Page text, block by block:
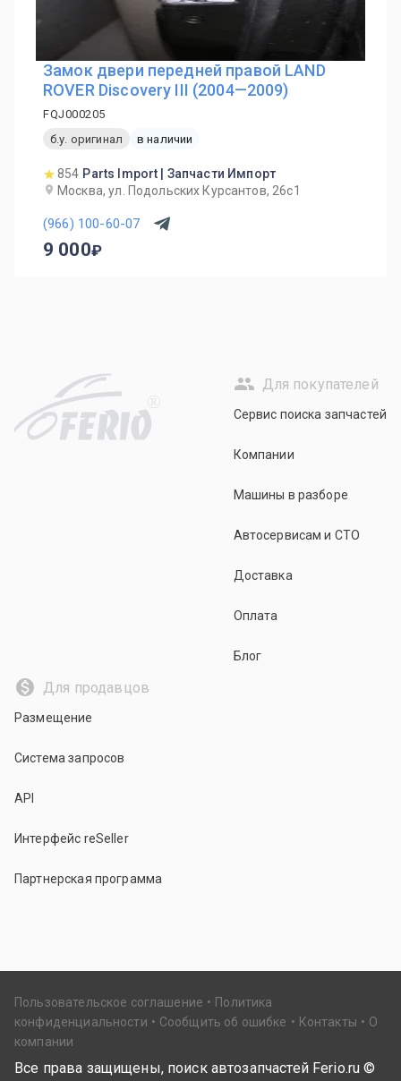
Замок двери передней правой LAND
ROVER Discovery III (2004—2009)
FQJ000205
б.у. оригинал
в наличии
854 Parts Import | Запчасти Импорт
Москва, ул. Подольских Курсантов, 26с1
(966) 100-60-07
9 000
R
Для покупателей
Сервис поиска запчастей
Компании
Машины в разборе
Автосервисам и СТО
Доставка
Оплата
Блог
Для продавцов
Размещение
Система запросов
API
Интерфейс reSeller
Партнерская программа
Пользовательское соглашение
Политика
конфиденциальности
Сообщить об ошибке Контакты
О
компании
Все права защищены, поиск автозапчастей Ferio.ru ©